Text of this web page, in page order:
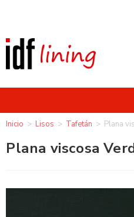
Inicio > Lisos > Tafetán > Plana
Plana viscosa